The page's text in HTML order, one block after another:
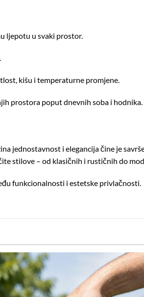
ljepotu u svaki prostor.
kišu i temperaturne promjene.
prostora poput dnevnih soba i hodnika.
jednostavnost i elegancija čine je
stilove – od klasičnih i rustičnih do
funkcionalnosti i estetske privlačnosti.